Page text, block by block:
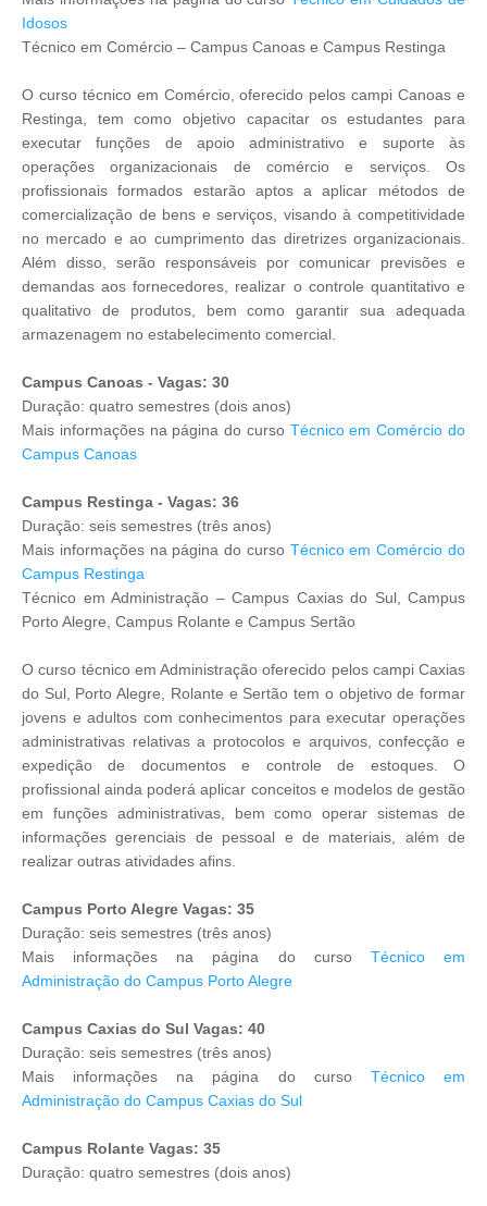
Idosos
Técnico em Comércio – Campus Canoas e Campus Restinga
O curso técnico em Comércio, oferecido pelos campi Canoas e
Restinga, tem como objetivo capacitar os estudantes para
executar funções de apoio administrativo e suporte às
operações organizacionais de comércio e serviços. Os
profissionais formados estarão aptos a aplicar métodos de
comercialização de bens e serviços, visando à competitividade
no mercado e ao cumprimento das diretrizes organizacionais.
Além disso, serão responsáveis por comunicar previsões e
demandas aos fornecedores, realizar o controle quantitativo e
qualitativo de produtos, bem como garantir sua adequada
armazenagem no estabelecimento comercial.
Campus Canoas - Vagas: 30
Duração: quatro semestres (dois anos)
Mais informações na página do curso Técnico em Comércio do
Campus Canoas
Campus Restinga - Vagas: 36
Duração: seis semestres (três anos)
Mais informações na página do curso Técnico em Comércio do
Campus Restinga
Técnico em Administração – Campus Caxias do Sul, Campus
Porto Alegre, Campus Rolante e Campus Sertão
O curso técnico em Administração oferecido pelos campi Caxias
do Sul, Porto Alegre, Rolante e Sertão tem o objetivo de formar
jovens e adultos com conhecimentos para executar operações
administrativas relativas a protocolos e arquivos, confecção e
expedição de documentos e controle de estoques. O
profissional ainda poderá aplicar conceitos e modelos de gestão
em funções administrativas, bem como operar sistemas de
informações gerenciais de pessoal e de materiais, além de
realizar outras atividades afins.
Campus Porto Alegre Vagas: 35
Duração: seis semestres (três anos)
Mais informações na página do cursoTécnico em
Administração do Campus Porto Alegre
Campus Caxias do Sul Vagas: 40
Duração: seis semestres (três anos)
Mais informações na página do curso Técnico em
Administração do Campus Caxias do Sul
Campus Rolante Vagas: 35
Duração: quatro semestres (dois anos)